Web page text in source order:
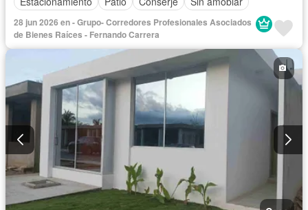
28 jun 2026 en - Grupo- Corredores Profesionales Asociados
de Bienes Raíces - Fernando Carrera